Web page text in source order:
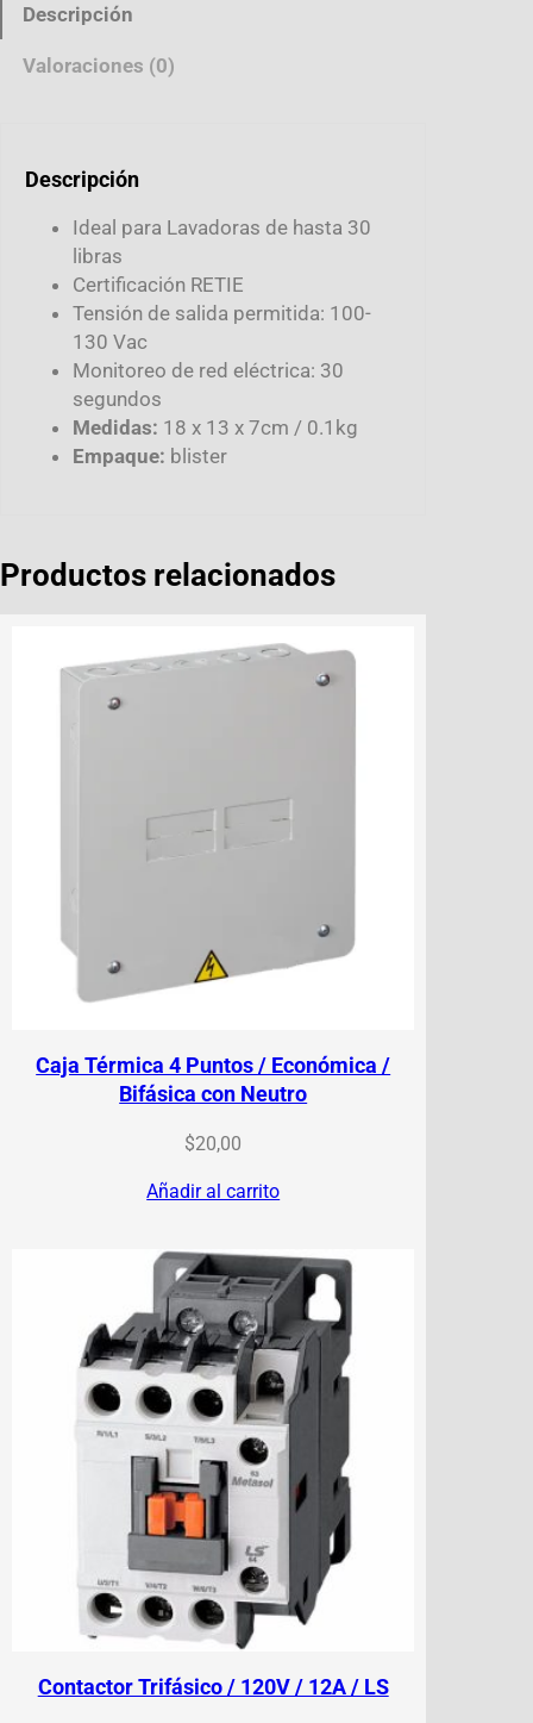
Descripción
Valoraciones (0)
Descripción
Ideal para Lavadoras de hasta 30
libras
Certificación RETIE
Tensión de salida permitida: 100-
130 Vac
Monitoreo de red eléctrica: 30
segundos
Medidas: 18 x 13 x 7cm / 0.1kg
Empaque: blister
Productos relacionados
Caja Térmica 4 Puntos / Económica /
Bifásica con Neutro
$20,00
Añadir al carrito
Contactor Trifásico / 120V / 12A / LS